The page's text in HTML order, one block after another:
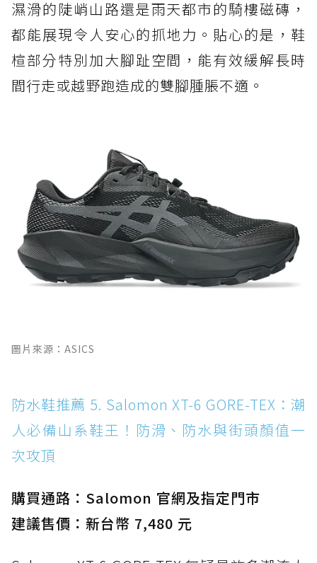
濕滑的陡峭山路還是雨天都市的騎樓磁磚，
都能展現令人安心的抓地力。貼心的是，鞋
楦部分特別加大腳趾空間，能有效緩解長時
間行走或越野跑造成的雙腳腫脹不適。
圖片來源：ASICS
防水鞋推薦 5. Salomon XT-6 GORE-TEX：潮
人必備山系鞋王！防滑、防水與街頭顏值一
次攻頂
購買通路：Salomon 官網及指定門市
建議售價：新台幣 7,480 元